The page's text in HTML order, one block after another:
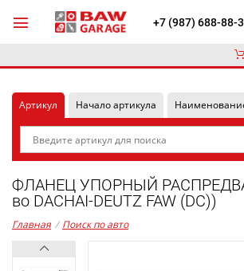
+7 (987) 688-88-
Артикул Начало артикула
ФЛАНЕЦ УПОРНЫЙ
во DACHAI-DEUTZ FAW (DC))
Главная / Поиск по авто